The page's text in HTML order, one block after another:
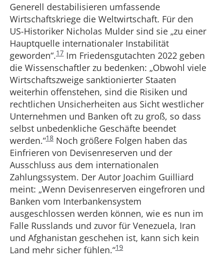
Generell destabilisieren umfassende
Wirtschaftskriege die Weltwirtschaft. Für den
US-Historiker Nicholas Mulder sind sie „zu einer
Hauptquelle internationaler Instabilität
geworden“.17 Im Friedensgutachten 2022 geben
die Wissenschaftler zu bedenken: „Obwohl viele
Wirtschaftszweige sanktionierter Staaten
weiterhin offenstehen, sind die Risiken und
rechtlichen Unsicherheiten aus Sicht westlicher
Unternehmen und Banken oft zu groß, so dass
selbst unbedenkliche Geschäfte beendet
werden.“18 Noch größere Folgen haben das
Einfrieren von Devisenreserven und der
Ausschluss aus dem internationalen
Zahlungssystem. Der Autor Joachim Guilliard
meint: „Wenn Devisenreserven eingefroren und
Banken vom Interbankensystem
ausgeschlossen werden können, wie es nun im
Falle Russlands und zuvor für Venezuela, Iran
und Afghanistan geschehen ist, kann sich kein
Land mehr sicher fühlen.“19